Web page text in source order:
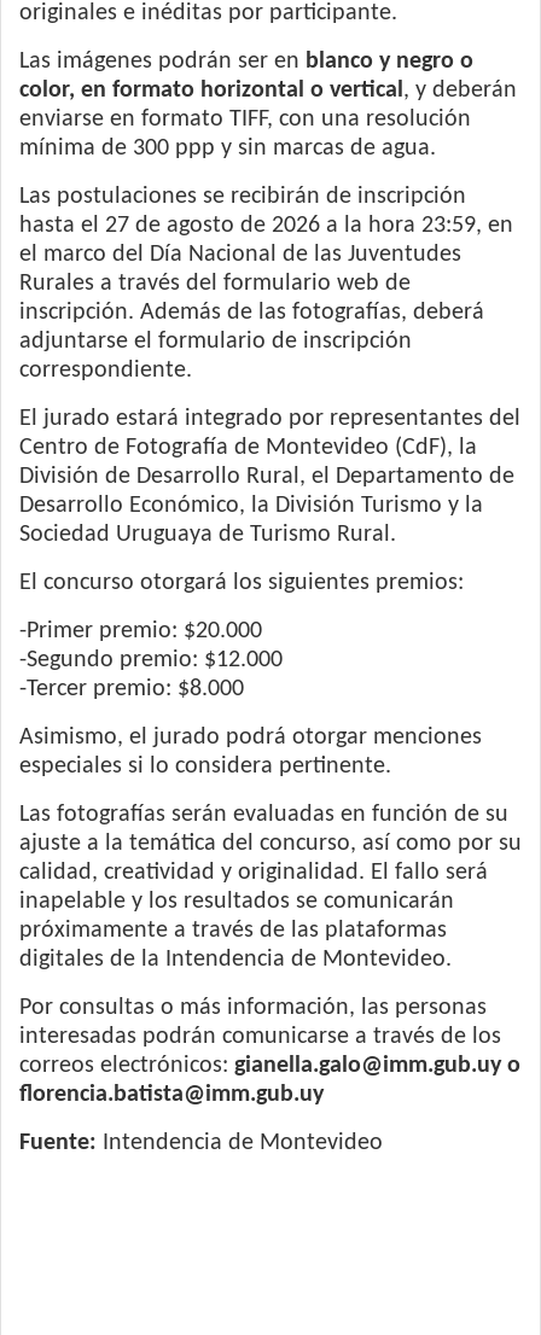
originales e inéditas por participante.
Las imágenes podrán ser en blanco y negro o
color, en formato horizontal o vertical, y deberán
enviarse en formato TIFF, con una resolución
mínima de 300 ppp y sin marcas de agua.
Las postulaciones se recibirán de inscripción
hasta el 27 de agosto de 2026 a la hora 23:59, en
el marco del Día Nacional de las Juventudes
Rurales a través del formulario web de
inscripción. Además de las fotografías, deberá
adjuntarse el formulario de inscripción
correspondiente.
El jurado estará integrado por representantes del
Centro de Fotografía de Montevideo (CdF), la
División de Desarrollo Rural, el Departamento de
Desarrollo Económico, la División Turismo y la
Sociedad Uruguaya de Turismo Rural.
El concurso otorgará los siguientes premios:
-Primer premio: $20.000
-Segundo premio: $12.000
-Tercer premio: $8.000
Asimismo, el jurado podrá otorgar menciones
especiales si lo considera pertinente.
Las fotografías serán evaluadas en función de su
ajuste a la temática del concurso, así como por su
calidad, creatividad y originalidad. El fallo será
inapelable y los resultados se comunicarán
próximamente a través de las plataformas
digitales de la Intendencia de Montevideo.
Por consultas o más información, las personas
interesadas podrán comunicarse a través de los
correos electrónicos: gianella.galo@imm.gub.uy o
florencia.batista@imm.gub.uy
Fuente: Intendencia de Montevideo